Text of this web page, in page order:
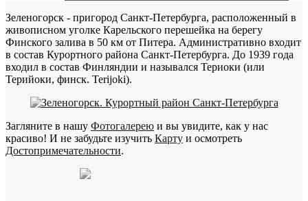
Зеленогорск - пригород Санкт-Петербурга, расположенный в
живописном уголке Карельского перешейка на берегу
Финского залива в 50 км от Питера. Административно входит
в состав Курортного района Санкт-Петербурга. До 1939 года
входил в состав Финляндии и назывался Териоки (или
Терийоки, финск. Terijoki).
Загляните в нашу Фотогалерею и вы увидите, как у нас
красиво! И не забудьте изучить Карту и осмотреть
Достопримечательности.